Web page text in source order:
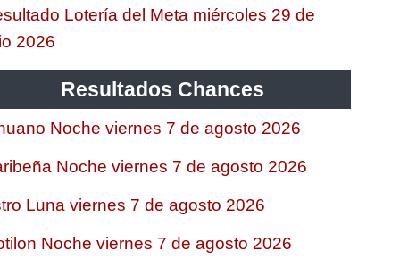
Lotería del Meta miércoles 29 de
2026
Resultados Chances
Noche viernes 7 de agosto 2026
Noche viernes 7 de agosto 2026
Luna viernes 7 de agosto 2026
Noche viernes 7 de agosto 2026